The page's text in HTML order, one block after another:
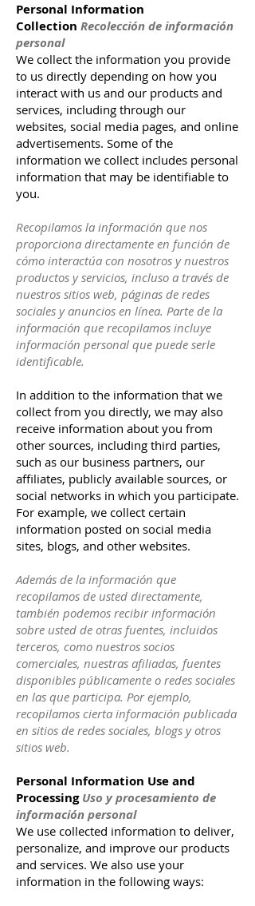
Personal Information
Collection Recolección de información
personal
We collect the information you provide
to us directly depending on how you
interact with us and our products and
services, including through our
websites, social media pages, and online
advertisements. Some of the
information we collect includes personal
information that may be identifiable to
you.
Recopilamos la información que nos
proporciona directamente en función de
cómo interactúa con nosotros y nuestros
productos y servicios, incluso a través de
nuestros sitios web, páginas de redes
sociales y anuncios en línea. Parte de la
información que recopilamos incluye
información personal que puede serle
identificable.
In addition to the information that we
collect from you directly, we may also
receive information about you from
other sources, including third parties,
such as our business partners, our
affiliates, publicly available sources, or
social networks in which you participate.
For example, we collect certain
information posted on social media
sites, blogs, and other websites.
Además de la información que
recopilamos de usted directamente,
también podemos recibir información
sobre usted de otras fuentes, incluidos
terceros, como nuestros socios
comerciales, nuestras afiliadas, fuentes
disponibles públicamente o redes sociales
en las que participa. Por ejemplo,
recopilamos cierta información publicada
en sitios de redes sociales, blogs y otros
sitios web.
Personal Information Use and
ProcessingUso y procesamiento de
información personal
We use collected information to deliver,
personalize, and improve our products
and services. We also use your
information in the following ways: